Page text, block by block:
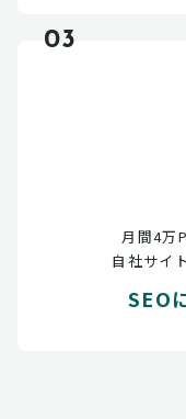
03
月間4万
自社サイ
SEO